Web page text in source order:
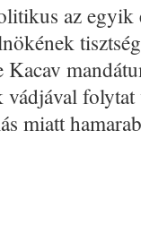
az
vádjával
miatt